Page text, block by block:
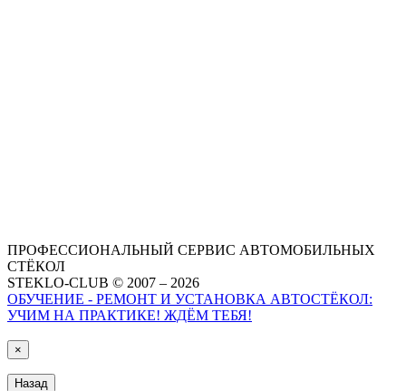
ПРОФЕССИОНАЛЬНЫЙ СЕРВИС АВТОМОБИЛЬНЫХ
СТЁКОЛ
STEKLO-CLUB © 2007 – 2026
ОБУЧЕНИЕ - РЕМОНТ И УСТАНОВКА АВТОСТЁКОЛ:
УЧИМ НА ПРАКТИКЕ! ЖДЁМ ТЕБЯ!
×
Назад